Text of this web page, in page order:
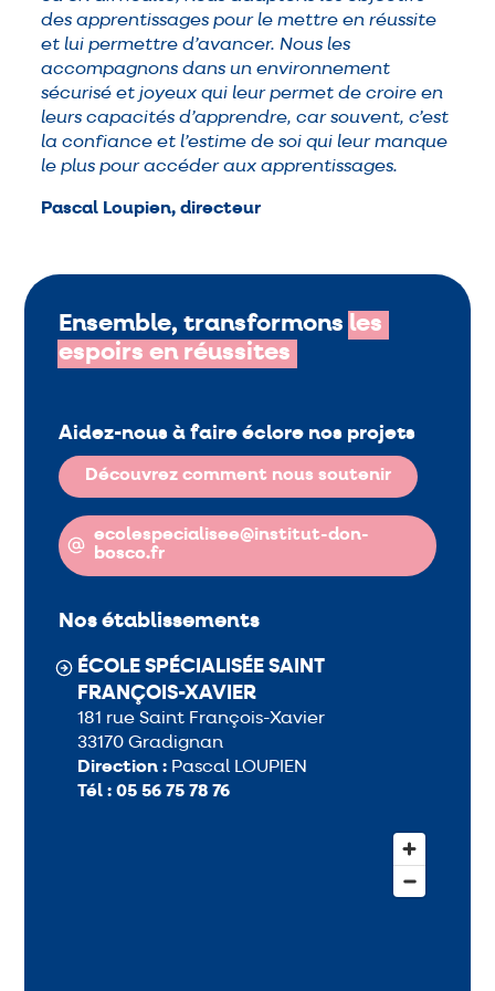
des apprentissages pour le mettre en réussite
et lui permettre d’avancer. Nous les
accompagnons dans un environnement
sécurisé et joyeux qui leur permet de croire en
leurs capacités d’apprendre, car souvent, c’est
la confiance et l’estime de soi qui leur manque
le plus pour accéder aux apprentissages.
Pascal Loupien, directeur
Ensemble, transformons les
espoirs en réussites
Aidez-nous à faire éclore nos projets
Découvrez comment nous soutenir
ecolespecialisee@institut-don-
bosco.fr
Nos établissements
ÉCOLE SPÉCIALISÉE SAINT
FRANÇOIS-XAVIER
181 rue Saint François-Xavier
33170 Gradignan
Direction : Pascal LOUPIEN
Tél : 05 56 75 78 76